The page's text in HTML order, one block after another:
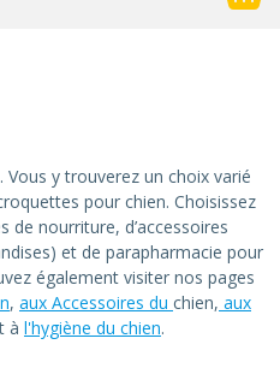
y trouverez un choix varié
pour chien. Choisissez
de nourriture, d’accessoires
et de parapharmacie pour
également visiter nos pages
, aux Accessoires du chien, aux
à l'hygiène du chien.